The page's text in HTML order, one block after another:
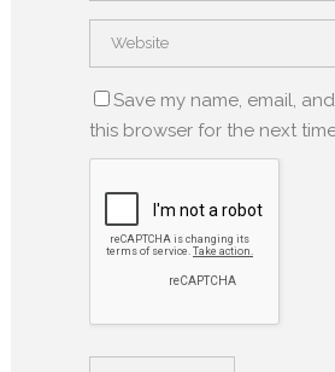
Save my name, email,
this browser for the next